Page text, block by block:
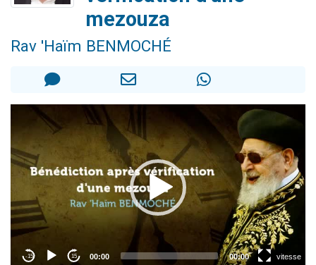
mezouza
Rav 'Haïm BENMOCHÉ